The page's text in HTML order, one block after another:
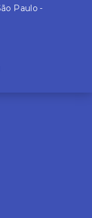
Paulo -